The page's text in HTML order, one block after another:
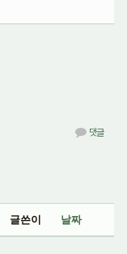
댓글
글쓴이 날짜